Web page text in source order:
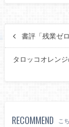
書評「残業ゼ
タロッコオレン
RECOMMEND こ